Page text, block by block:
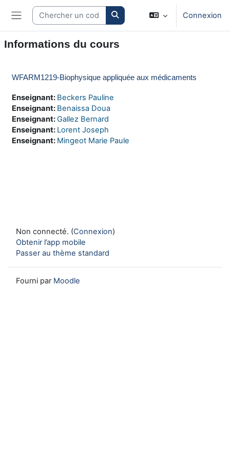
Passer au contenu principal
Panneau latéral
Search courses Connexion
Informations du cours
WFARM1219-Biophysique appliquée aux médicaments
Enseignant: Beckers Pauline
Enseignant: Benaissa Doua
Enseignant:Gallez Bernard
Enseignant: Lorent Joseph
Enseignant: Mingeot Marie Paule
Non connecté. (Connexion)
Obtenir l’app mobile
Passer au thème standard
Fourni par Moodle